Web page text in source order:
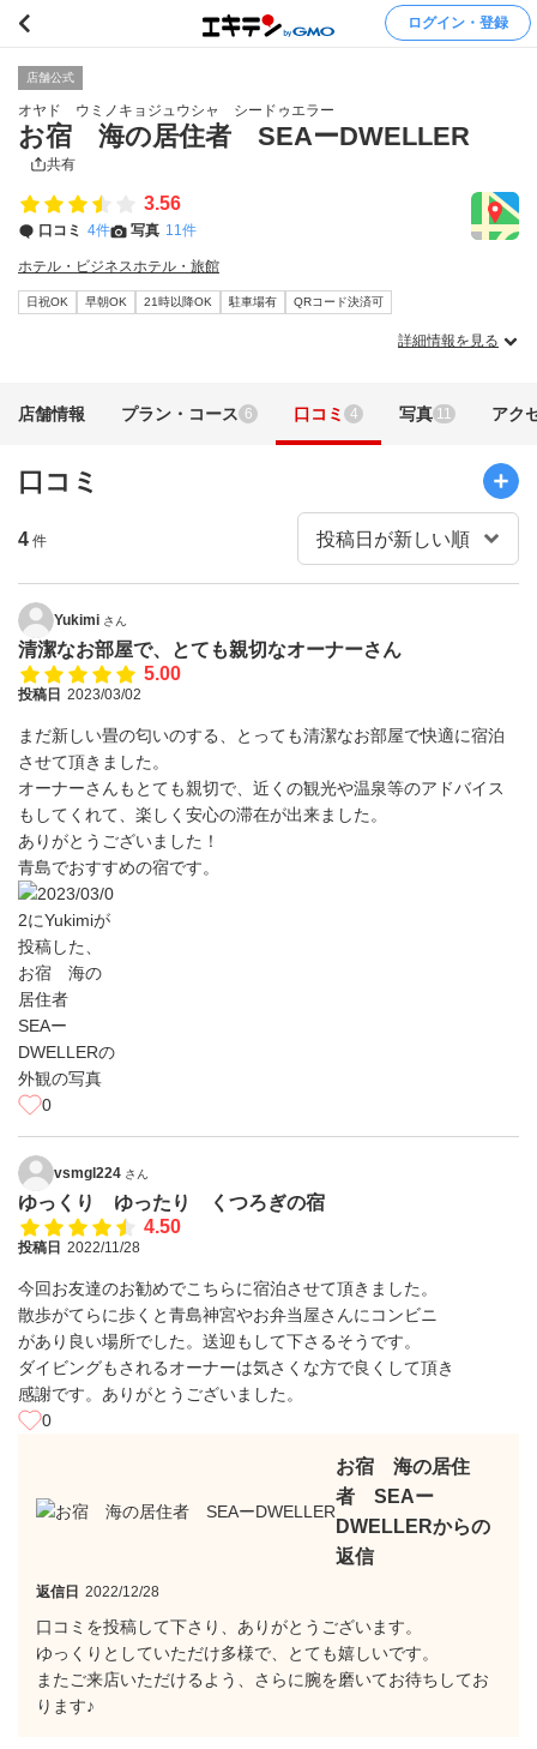
ログイン・登録
店舗公式
オヤド ウミノキョジュウシャ シードゥエラー
お宿 海の居住者 SEAーDWELLER
共有
3.56
口コミ 4件 写真 11件
ホテル・ビジネスホテル・旅館
日祝OK 早朝OK 21時以降OK 駐車場有 QRコード決済可
詳細情報を見る
店舗情報 プラン・コース 6 口コミ 4 写真 11 アク
口コミ
4 件
Yukimi さん
清潔なお部屋で、とても親切なオーナーさん
5.00
投稿日 2023/03/02
まだ新しい畳の匂いのする、とっても清潔なお部屋で快適に宿泊
させて頂きました。
オーナーさんもとても親切で、近くの観光や温泉等のアドバイス
もしてくれて、楽しく安心の滞在が出来ました。
ありがとうございました！
青島でおすすめの宿です。
0
vsmgl224 さん
ゆっくり ゆったり くつろぎの宿
4.50
投稿日 2022/11/28
今回お友達のお勧めでこちらに宿泊させて頂きました。
散歩がてらに歩くと青島神宮やお弁当屋さんにコンビニ
があり良い場所でした。送迎もして下さるそうです。
ダイビングもされるオーナーは気さくな方で良くして頂き
感謝です。ありがとうございました。
0
お宿 海の居住
者 SEAー
DWELLERからの
返信
返信日 2022/12/28
口コミを投稿して下さり、ありがとうございます。
ゆっくりとしていただけ多様で、とても嬉しいです。
またご来店いただけるよう、さらに腕を磨いてお待ちしてお
ります♪